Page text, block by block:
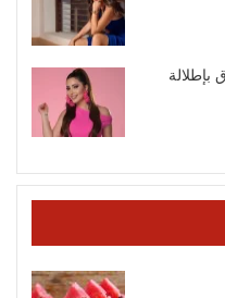
بإطلالة